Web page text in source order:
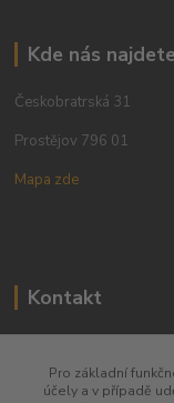
Kde nás najdete
Českobratrská 31
Prostějov 796 01
Mapa zde
Kontakt
obchod@qins.cz
Pro základní
účely a v případě